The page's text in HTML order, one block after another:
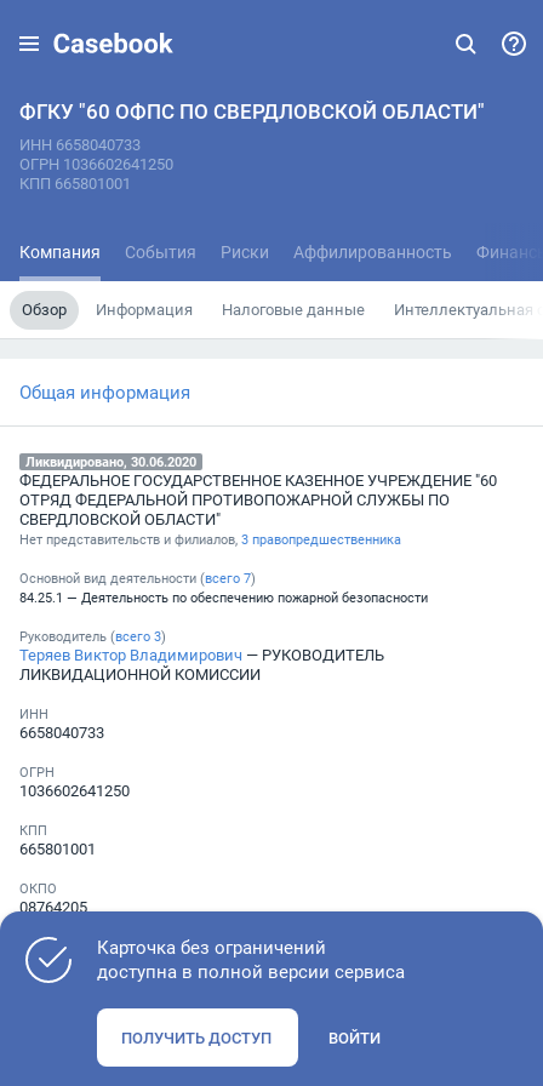
ФГКУ "60 ОФПС ПО СВЕРДЛОВСКОЙ ОБЛАСТИ"
ИНН 6658040733
ОГРН 1036602641250
КПП 665801001
Компания События Риски Аффилированность
Обзор Информация Налоговые данные Интеллектуальная
Общая информация
Ликвидировано, 30.06.2020
ФЕДЕРАЛЬНОЕ ГОСУДАРСТВЕННОЕ КАЗЕННОЕ УЧРЕЖДЕНИЕ "60
ОТРЯД ФЕДЕРАЛЬНОЙ ПРОТИВОПОЖАРНОЙ СЛУЖБЫ ПО
СВЕРДЛОВСКОЙ ОБЛАСТИ"
Нет представительств и филиалов, 3 правопредшественника
Основной вид деятельности (всего 7)
84.25.1 — Деятельность по обеспечению пожарной безопасности
Руководитель (всего 3)
Теряев Виктор Владимирович — РУКОВОДИТЕЛЬ
ЛИКВИДАЦИОННОЙ КОМИССИИ
ИНН
6658040733
ОГРН
1036602641250
КПП
665801001
ОКПО
08764205
Телефон
░ ░░░ ░░░░░░░,░ ░░░ ░░░░░░░ ,░ ░░░ ░░░░░░░
Как оценить состояние компании
Карточка без ограничений
доступна в полной версии сервиса
ПОЛУЧИТЬ ДОСТУП ВОЙТИ